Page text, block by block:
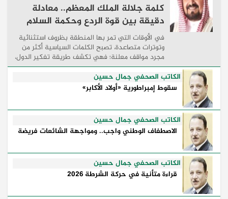
كلمة جلالة الملك المعظم.. معادلة
دقيقة بين قوة الردع وحكمة السلام
في الأوقات التي تمر بها المنطقة بظروف استثنائية
وتوترات متصاعدة، تصبح الكلمات السياسية أكثر من
مجرد مواقف معلنة؛ فهي تكشف طريقة تفكير الدول،
وكيفية إدارتها للأزمات، والحدود التي تفصل بين القوة
...
الكاتب الصحفي جمال حسين
سقوط إمبراطورية «أولاد الأكابر»
الكاتب الصحفي جمال حسين
الاصطفاف الوطني واجب.. ومواجهة الشائعات فريضة
الكاتب الصحفي جمال حسين
قراءة متأنية في حركة الشرطة 2026